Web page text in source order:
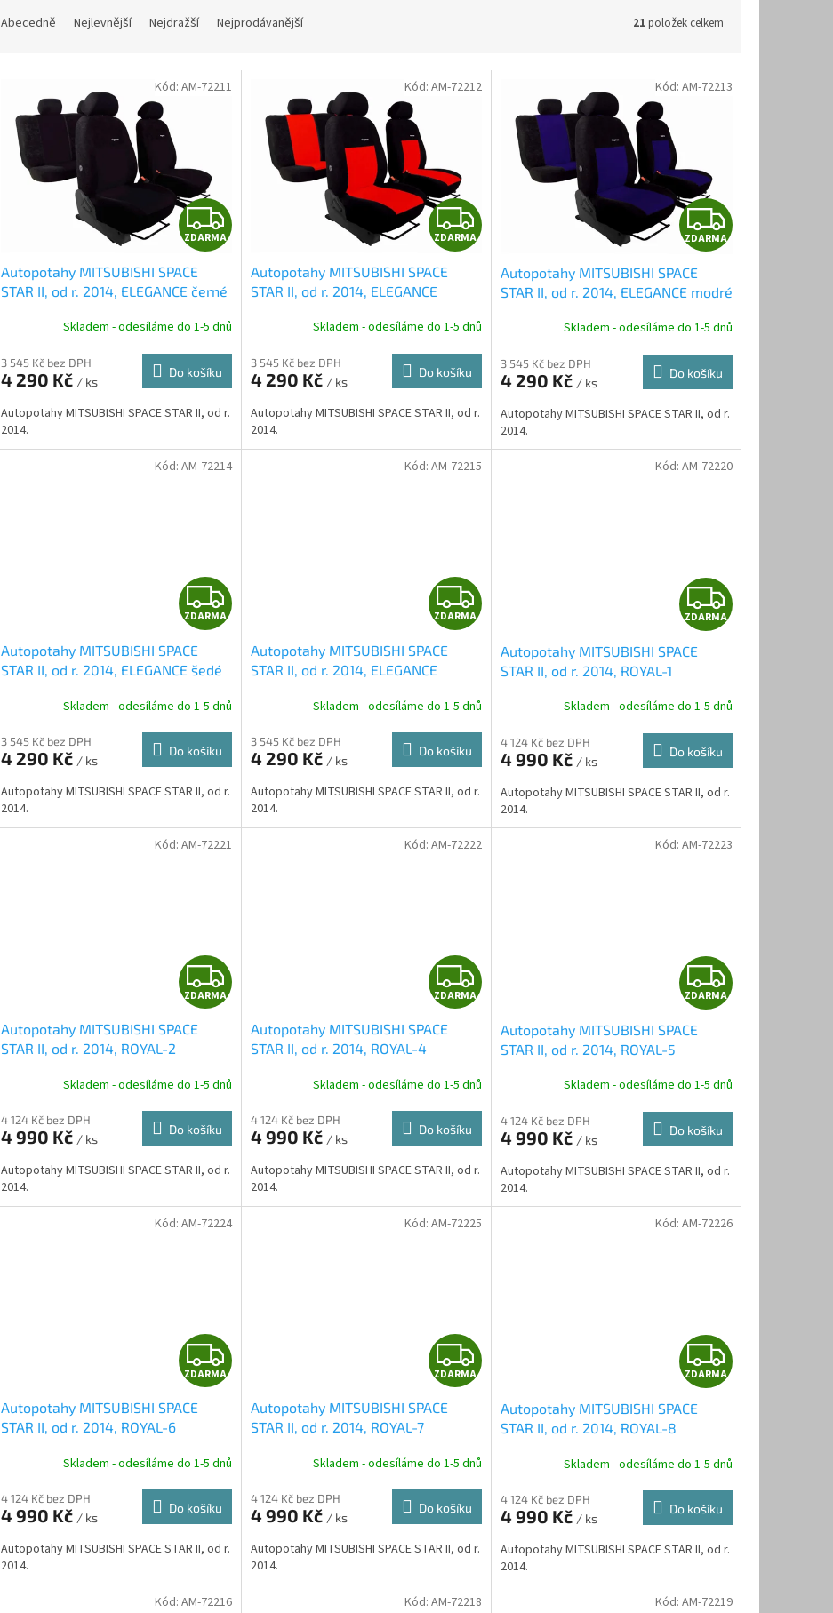
Abecedně Nejlevnější Nejdražší Nejprodávanější 21 položek celkem
Z
D
A
R
M
A
ZDARMA
Autopotahy MITSUBISHI SPACE
STAR II, od r. 2014, ELEGANCE černé
Skladem - odesíláme do 1-5 dnů
3 545 Kč bez DPH
4 290 Kč / ks
Do košíku
Autopotahy MITSUBISHI SPACE STAR II, od r.
2014.
Kód: AM-72211
Z
D
R
M
A
ZDARMA
Autopotahy MITSUBISHI SPACE
STAR II, od r. 2014, ELEGANCE
Skladem - odesíláme do 1-5 dnů
3 545 Kč bez DPH
4 290 Kč / ks
Do košíku
Autopotahy MITSUBISHI SPACE STAR II, od r.
2014.
Kód: AM-72212
Z
D
A
R
A
ZDARMA
Autopotahy MITSUBISHI SPACE
STAR II, od r. 2014, ELEGANCE modré
Skladem - odesíláme do 1-5 dnů
3 545 Kč bez DPH
4 290 Kč / ks
Do košíku
Autopotahy MITSUBISHI SPACE STAR II, od r.
2014.
Kód: AM-72213
Z
D
R
M
A
ZDARMA
Autopotahy MITSUBISHI SPACE
STAR II, od r. 2014, ELEGANCE šedé
Skladem - odesíláme do 1-5 dnů
3 545 Kč bez DPH
4 290 Kč / ks
Do košíku
Autopotahy MITSUBISHI SPACE STAR II, od r.
2014.
Kód: AM-72214
Z
D
R
M
A
ZDARMA
Autopotahy MITSUBISHI SPACE
STAR II, od r. 2014, ELEGANCE
Skladem - odesíláme do 1-5 dnů
3 545 Kč bez DPH
4 290 Kč / ks
Do košíku
Autopotahy MITSUBISHI SPACE STAR II, od r.
2014.
Kód: AM-72215
Z
D
R
A
ZDARMA
Autopotahy MITSUBISHI SPACE
STAR II, od r. 2014, ROYAL-1
Skladem - odesíláme do 1-5 dnů
4 124 Kč bez DPH
4 990 Kč / ks
Do košíku
Autopotahy MITSUBISHI SPACE STAR II, od r.
2014.
Kód: AM-72220
Z
D
R
M
A
ZDARMA
Autopotahy MITSUBISHI SPACE
STAR II, od r. 2014, ROYAL-2
Skladem - odesíláme do 1-5 dnů
4 124 Kč bez DPH
4 990 Kč / ks
Do košíku
Autopotahy MITSUBISHI SPACE STAR II, od r.
2014.
Kód: AM-72221
Z
D
R
M
A
ZDARMA
Autopotahy MITSUBISHI SPACE
STAR II, od r. 2014, ROYAL-4
Skladem - odesíláme do 1-5 dnů
4 124 Kč bez DPH
4 990 Kč / ks
Do košíku
Autopotahy MITSUBISHI SPACE STAR II, od r.
2014.
Kód: AM-72222
Z
D
R
A
ZDARMA
Autopotahy MITSUBISHI SPACE
STAR II, od r. 2014, ROYAL-5
Skladem - odesíláme do 1-5 dnů
4 124 Kč bez DPH
4 990 Kč / ks
Do košíku
Autopotahy MITSUBISHI SPACE STAR II, od r.
2014.
Kód: AM-72223
Z
D
R
M
A
ZDARMA
Autopotahy MITSUBISHI SPACE
STAR II, od r. 2014, ROYAL-6
Skladem - odesíláme do 1-5 dnů
4 124 Kč bez DPH
4 990 Kč / ks
Do košíku
Autopotahy MITSUBISHI SPACE STAR II, od r.
2014.
Kód: AM-72224
Z
D
R
M
A
ZDARMA
Autopotahy MITSUBISHI SPACE
STAR II, od r. 2014, ROYAL-7
Skladem - odesíláme do 1-5 dnů
4 124 Kč bez DPH
4 990 Kč / ks
Do košíku
Autopotahy MITSUBISHI SPACE STAR II, od r.
2014.
Kód: AM-72225
Z
D
R
A
ZDARMA
Autopotahy MITSUBISHI SPACE
STAR II, od r. 2014, ROYAL-8
Skladem - odesíláme do 1-5 dnů
4 124 Kč bez DPH
4 990 Kč / ks
Do košíku
Autopotahy MITSUBISHI SPACE STAR II, od r.
2014.
Kód: AM-72226
Kód: AM-72216 Kód: AM-72218 Kód: AM-72219